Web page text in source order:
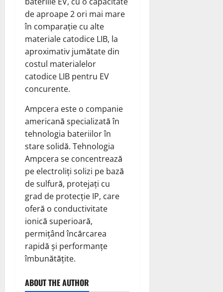
de aproape 2 ori mai mare
în comparație cu alte
materiale catodice LIB, la
aproximativ jumătate din
costul materialelor
catodice LIB pentru EV
concurente.
Ampcera este o companie
americană specializată în
tehnologia bateriilor în
stare solidă. Tehnologia
Ampcera se concentrează
pe electroliți solizi pe bază
de sulfură, protejați cu
grad de protecție IP, care
oferă o conductivitate
ionică superioară,
permițând încărcarea
rapidă și performanțe
îmbunătățite.
ABOUT THE AUTHOR